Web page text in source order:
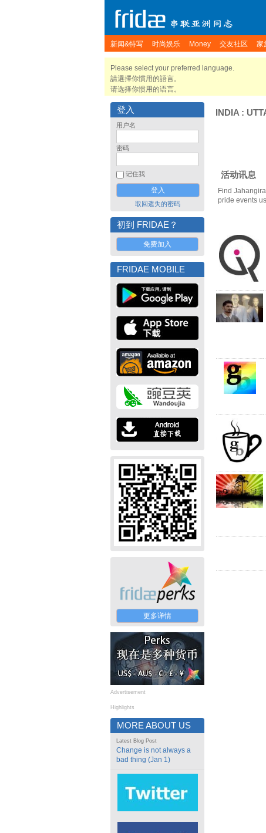
新闻&特写 时尚娱乐 Money 交友社区 家
Please select your preferred language.
請選擇你慣用的語言。
请选择你惯用的语言。
登入
用户名
密码
记住我
取回遗失的密码
初到 FRIDAE？
免费加入
FRIDAE MOBILE
更多详情
Advertisement
Highlights
MORE ABOUT US
Latest Blog Post
Change is not always a
bad thing (Jan 1)
INDIA :
活动讯息
Find
pride events